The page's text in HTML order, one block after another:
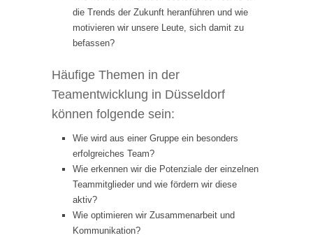
die Trends der Zukunft heranführen und wie
motivieren wir unsere Leute, sich damit zu
befassen?
Häufige Themen in der
Teamentwicklung in Düsseldorf
können folgende sein:
Wie wird aus einer Gruppe ein besonders
erfolgreiches Team?
Wie erkennen wir die Potenziale der einzelnen
Teammitglieder und wie fördern wir diese
aktiv?
Wie optimieren wir Zusammenarbeit und
Kommunikation?